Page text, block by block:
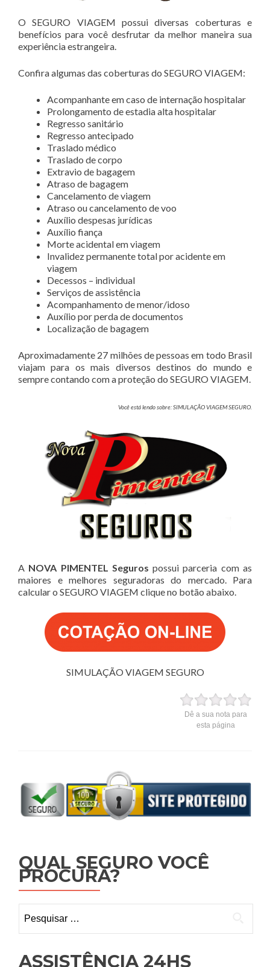
O SEGURO VIAGEM possui diversas coberturas e
benefícios para você desfrutar da melhor maneira sua
experiência estrangeira.
Confira algumas das coberturas do SEGURO VIAGEM:
Acompanhante em caso de internação hospitalar
Prolongamento de estadia alta hospitalar
Regresso sanitário
Regresso antecipado
Traslado médico
Traslado de corpo
Extravio de bagagem
Atraso de bagagem
Cancelamento de viagem
Atraso ou cancelamento de voo
Auxílio despesas jurídicas
Auxílio fiança
Morte acidental em viagem
Invalidez permanente total por acidente em
viagem
Decessos – individual
Serviços de assistência
Acompanhamento de menor/idoso
Auxílio por perda de documentos
Localização de bagagem
Aproximadamente 27 milhões de pessoas em todo Brasil
viajam para os mais diversos destinos do mundo e
sempre contando com a proteção do SEGURO VIAGEM.
Você está lendo sobre: SIMULAÇÃO VIAGEM SEGURO.
A NOVA PIMENTEL Seguros possui parceria com as
maiores e melhores seguradoras do mercado. Para
calcular o SEGURO VIAGEM clique no botão abaixo.
SIMULAÇÃO VIAGEM SEGURO
Dê a sua nota para
esta página
QUAL SEGURO VOCÊ
PROCURA?
por:
ASSISTÊNCIA 24HS